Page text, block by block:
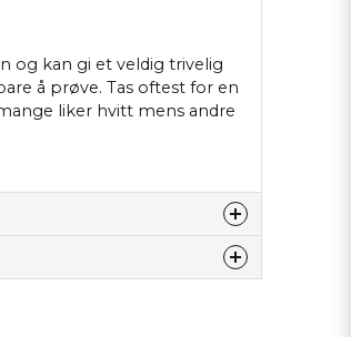
og kan gi et veldig trivelig
å prøve. Tas oftest for en
liker hvitt mens andre